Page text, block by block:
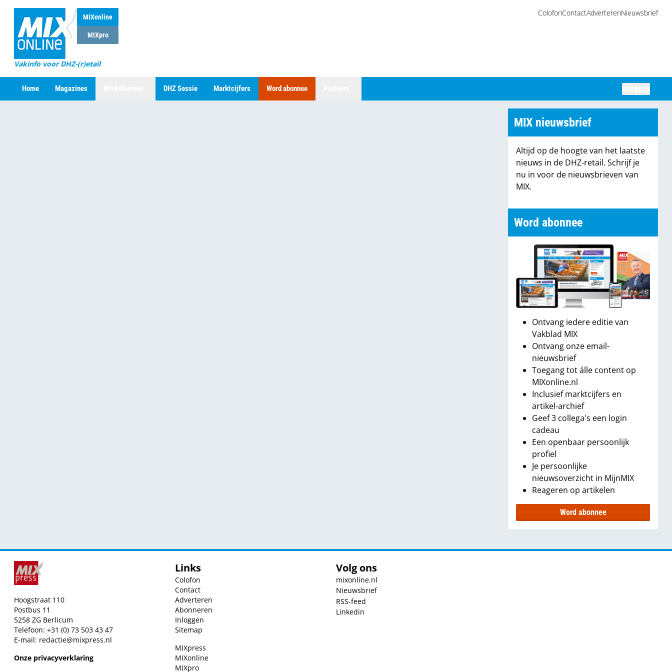
MIXonline
MIXpro
Vakinfo voor DHZ-(r)etail
ColofonContactAdverterenNieuwsbrief
Home Magazines DHZ Sessie Marktcijfers Word abonnee
MIX nieuwsbrief
Altijd op de hoogte van het laatste
nieuws in de DHZ-retail. Schrijf je
nu in voor de nieuwsbrieven van
MIX.
Word abonnee
Ontvang iedere editie van
Vakblad MIX
Ontvang onze email-
nieuwsbrief
Toegang tot álle content op
MIXonline.nl
Inclusief marktcijfers en
artikel-archief
Geef 3 collega's een login
cadeau
Een openbaar persoonlijk
profiel
Je persoonlijke
nieuwsoverzicht in MijnMIX
Reageren op artikelen
Word abonnee
Hoogstraat 110
Postbus 11
5258 ZG Berlicum
Telefoon: +31 (0) 73 503 43 47
E-mail: redactie@mixpress.nl
Onze privacyverklaring
Links
Colofon
Contact
Adverteren
Abonneren
Inloggen
Sitemap
MIXpress
MIXonline
MIXpro
Volg ons
mixonline.nl
Nieuwsbrief
RSS-feed
Linkedin